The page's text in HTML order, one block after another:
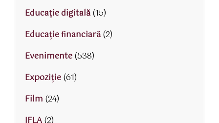
Educaţie digitală(15)
Educaţie financiară(2)
Evenimente(538)
Expoziție(61)
Film (24)